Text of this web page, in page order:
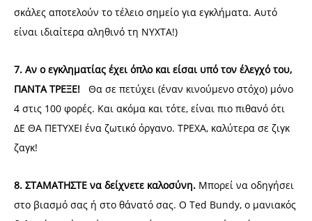
σκάλες αποτελούν το τέλειο σημείο για εγκλήματα. Αυτό
είναι ιδιαίτερα αληθινό τη ΝΥΧΤΑ!)
7. Αν ο εγκληματίας έχει όπλο και είσαι υπό τον έλεγχό του,
ΠΑΝΤΑ ΤΡΕΞΕ! Θα σε πετύχει (έναν κινούμενο στόχο) μόνο
4 στις 100 φορές. Και ακόμα και τότε, είναι πιο πιθανό ότι
ΔΕ ΘΑ ΠΕΤΥΧΕΙ ένα ζωτικό όργανο. ΤΡΕΧΑ, καλύτερα σε ζιγκ
ζαγκ!
8. ΣΤΑΜΑΤΗΣΤΕ να δείχνετε καλοσύνη. Μπορεί να οδηγήσει
στο βιασμό σας ή στο θάνατό σας. Ο Ted Bundy, ο μανιακός